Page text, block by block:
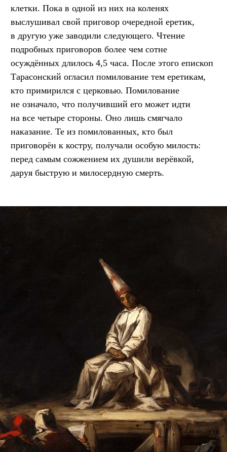
клетки. Пока в одной из них на коленях
выслушивал свой приговор очередной еретик,
в другую уже заводили следующего. Чтение
подробных приговоров более чем сотне
осуждённых длилось 4,5 часа. После этого епископ
Тарасонский огласил помилование тем еретикам,
кто примирился с церковью. Помилование
не означало, что получивший его может идти
на все четыре стороны. Оно лишь смягчало
наказание. Те из помилованных, кто был
приговорён к костру, получали особую милость:
перед самым сожжением их душили верёвкой,
даруя быструю и милосердную смерть.